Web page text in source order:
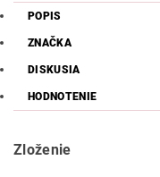
POPIS
ZNAČKA
DISKUSIA
HODNOTENIE
Zloženie